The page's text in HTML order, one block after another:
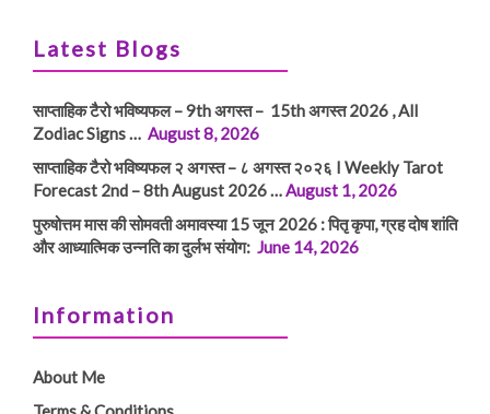
Latest Blogs
साप्ताहिक टैरो भविष्यफल – 9th अगस्त – 15th अगस्त 2026 , All
Zodiac Signs … August 8, 2026
साप्ताहिक टैरो भविष्यफल २ अगस्त – ८ अगस्त २०२६ I Weekly Tarot
Forecast 2nd – 8th August 2026 …August 1, 2026
पुरुषोत्तम मास की सोमवती अमावस्या 15 जून 2026 : पितृ कृपा, ग्रह दोष शांति
और आध्यात्मिक उन्नति का दुर्लभ संयोग: June 14, 2026
Information
About Me